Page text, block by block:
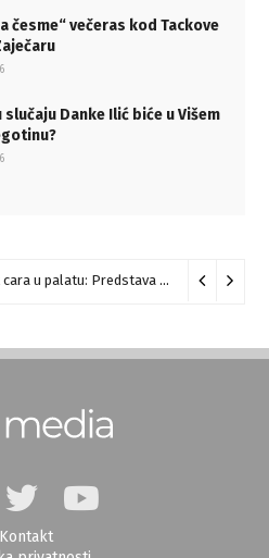
česme“ večeras kod Tackove
slučaju Danke Ilić biće u Višem
Simboličan povratak cara u palatu: Predstava “Galerije” na Romulijani
Kontakt